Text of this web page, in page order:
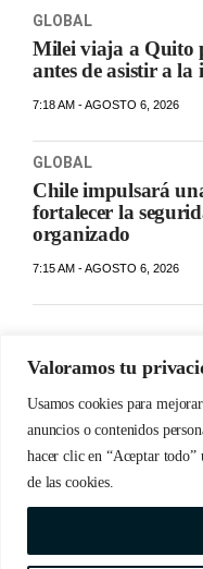
Valoramos tu
Usamos cookies para
anuncios o contenidos
hacer clic en “Aceptar todo”
de las cookies.
GLOBAL
Milei viaja a Quito
antes de asistir a
7:18 AM - AGOSTO 6, 2026
GLOBAL
Chile impulsará
fortalecer la
organizado
7:15 AM - AGOSTO 6, 2026